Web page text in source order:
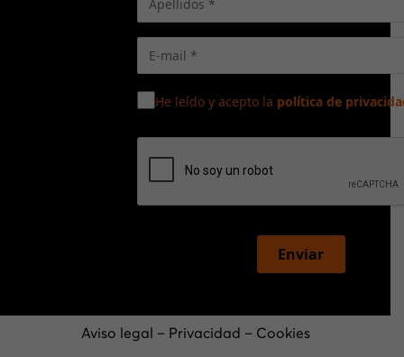
He leído y acepto la política de
Enviar
Aviso legal – Privacidad – Cookies